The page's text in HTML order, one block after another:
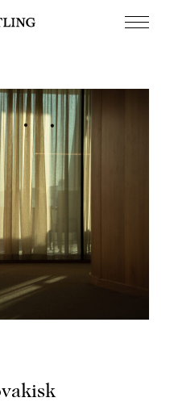
Meny